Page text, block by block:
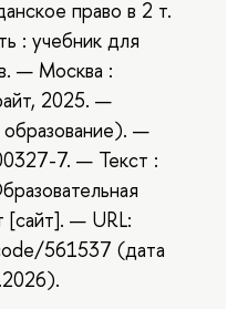
право в 2 т.
: учебник для
— Москва :
2025. —
—
7. — Текст :
— URL:
561537 (дата